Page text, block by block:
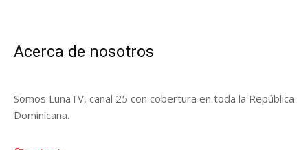
Acerca de nosotros
Somos LunaTV, canal 25 con cobertura en toda la República
Dominicana.